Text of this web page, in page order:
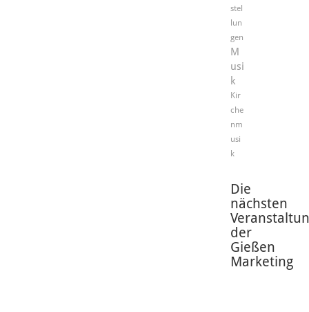
stel
lun
gen
M
usi
k
Kir
che
nm
usi
k
Die
nächsten
der
Gießen
Marketing